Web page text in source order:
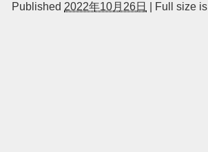
Published 2022年10月26日 Full size is